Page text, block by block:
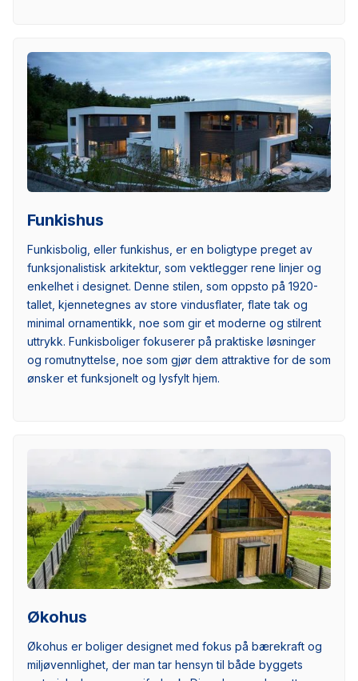
Funkishus
Funkisbolig, eller funkishus, er en boligtype preget av
funksjonalistisk arkitektur, som vektlegger rene linjer og
enkelhet i designet. Denne stilen, som oppsto på 1920-
tallet, kjennetegnes av store vindusflater, flate tak og
minimal ornamentikk, noe som gir et moderne og stilrent
uttrykk. Funkisboliger fokuserer på praktiske løsninger
og romutnyttelse, noe som gjør dem attraktive for de som
ønsker et funksjonelt og lysfylt hjem.
Økohus
Økohus er boliger designet med fokus på bærekraft og
miljøvennlighet, der man tar hensyn til både byggets